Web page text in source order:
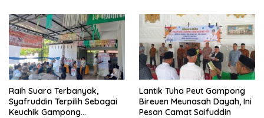
Raih Suara Terbanyak,
Syafruddin Terpilih Sebagai
Keuchik Gampong
Lantik Tuha Peut Gampong
Bireuen Meunasah Dayah, Ini